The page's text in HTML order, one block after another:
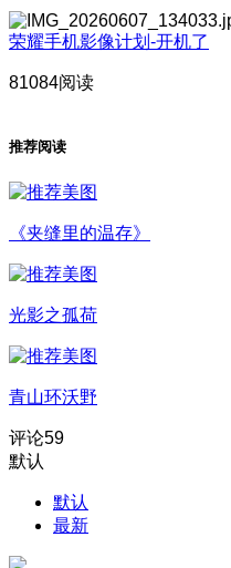
荣耀手机影像计划-开机了
81084阅读
推荐阅读
《夹缝里的温存》
光影之孤荷
青山环沃野
评论59
默认
默认
最新